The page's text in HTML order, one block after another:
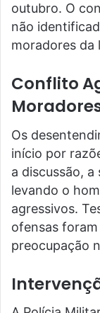
outubro. O
não
moradores da
Conflito
Os
início por
a discussão,
levando o
agressivos.
ofensas
preocupação